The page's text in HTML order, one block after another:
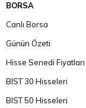
BORSA
Canlı Borsa
Günün Özeti
Hisse Senedi Fiyatları
BIST 30 Hisseleri
BIST 50 Hisseleri